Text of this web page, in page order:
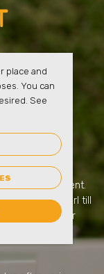
I
in dokument.
– från kärl till
uppfyller lagar
place and
You can
See